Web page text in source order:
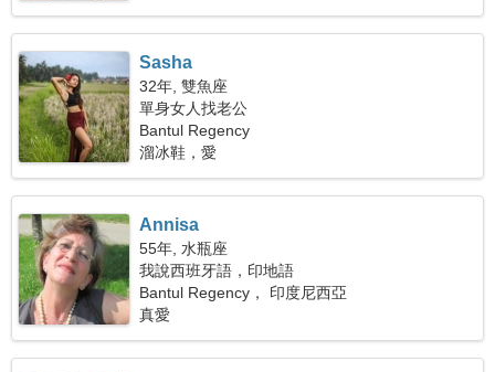
Sasha
32年, 雙魚座
單身女人找老公
Bantul Regency
溜冰鞋，愛
Annisa
55年, 水瓶座
我說西班牙語，印地語
Bantul Regency， 印度尼西亞
真愛